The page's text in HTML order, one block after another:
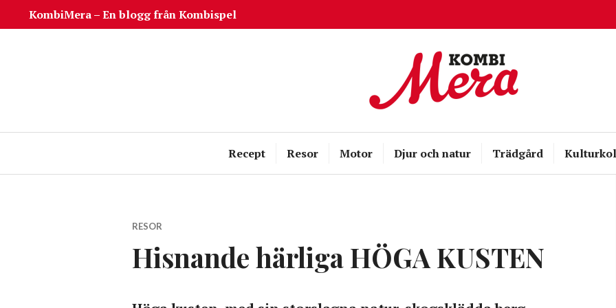
Hoppa
till
KombiMera – En blogg från Kombispel
Kombispel
Recept Resor Motor Djur och natur Trädgård
RESOR
Hisnande härliga HÖGA KUSTEN